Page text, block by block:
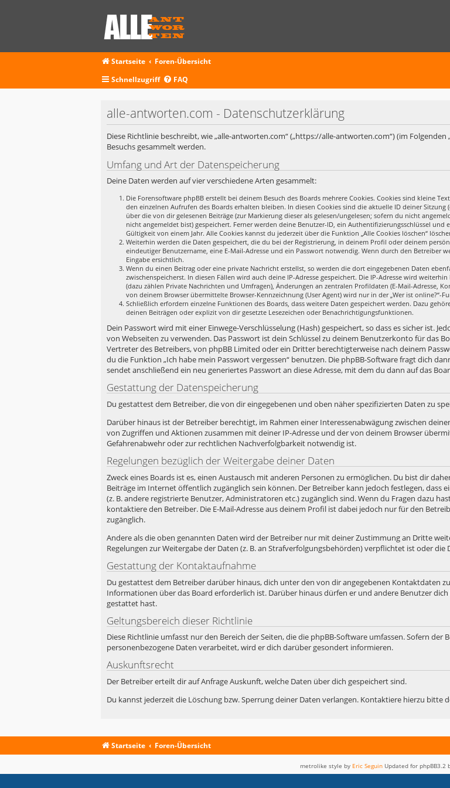
Startseite
Foren-Übersicht
Schnellzugriff
FAQ
alle-antworten.com - Datenschutzerklärung
Diese Richtlinie beschreibt, wie „alle-antworten.com“ („https://alle-antworten.com“) (im
Besuchs gesammelt werden.
Umfang und Art der Datenspeicherung
Deine Daten werden auf vier verschiedene Arten gesammelt:
Die Forensoftware phpBB erstellt bei deinem Besuch des Boards mehrere Cookies. Cookies sind kleine
den einzelnen Aufrufen des Boards erhalten bleiben. In diesen Cookies sind die aktuelle ID deiner
über die von dir gelesenen Beiträge (zur Markierung dieser als gelesen/ungelesen; sofern du nicht
nicht angemeldet bist) gespeichert. Ferner werden deine Benutzer-ID, ein Authentifizierungsschlüssel und
Gültigkeit von einem Jahr. Alle Cookies kannst du jederzeit über die Funktion „Alle Cookies löschen“
Weiterhin werden die Daten gespeichert, die du bei der Registrierung, in deinem Profil oder deinem
eindeutiger Benutzername, eine E-Mail-Adresse und ein Passwort notwendig. Wenn durch den Betreiber
Eingabe ersichtlich.
Wenn du einen Beitrag oder eine private Nachricht erstellst, so werden die dort eingegebenen Daten
zwischenspeicherst. In diesen Fällen wird auch deine IP-Adresse gespeichert. Die IP-Adresse wird
(dazu zählen Private Nachrichten und Umfragen), Änderungen an zentralen Profildaten (E-Mail-Adresse,
von deinem Browser übermittelte Browser-Kennzeichnung (User Agent) wird nur in der „Wer ist online?“-
Schließlich erfordern einzelne Funktionen des Boards, dass weitere Daten gespeichert werden. Dazu
deinen Beiträgen oder explizit von dir gesetzte Lesezeichen oder Benachrichtigungsfunktionen.
Dein Passwort wird mit einer Einwege-Verschlüsselung (Hash) gespeichert, so dass es sicher ist.
von Webseiten zu verwenden. Das Passwort ist dein Schlüssel zu deinem Benutzerkonto für das
Vertreter des Betreibers, von phpBB Limited oder ein Dritter berechtigterweise nach deinem
du die Funktion „Ich habe mein Passwort vergessen“ benutzen. Die phpBB-Software fragt dich
sendet anschließend ein neu generiertes Passwort an diese Adresse, mit dem du dann auf das
Gestattung der Datenspeicherung
Du gestattest dem Betreiber, die von dir eingegebenen und oben näher spezifizierten Daten zu
Darüber hinaus ist der Betreiber berechtigt, im Rahmen einer Interessenabwägung zwischen
von Zugriffen und Aktionen zusammen mit deiner IP-Adresse und der von deinem Browser
Gefahrenabwehr oder zur rechtlichen Nachverfolgbarkeit notwendig ist.
Regelungen bezüglich der Weitergabe deiner Daten
Zweck eines Boards ist es, einen Austausch mit anderen Personen zu ermöglichen. Du bist dir
Beiträge im Internet öffentlich zugänglich sein können. Der Betreiber kann jedoch festlegen,
(z. B. andere registrierte Benutzer, Administratoren etc.) zugänglich sind. Wenn du Fragen dazu
kontaktiere den Betreiber. Die E-Mail-Adresse aus deinem Profil ist dabei jedoch nur für den
zugänglich.
Andere als die oben genannten Daten wird der Betreiber nur mit deiner Zustimmung an Dritte
Regelungen zur Weitergabe der Daten (z. B. an Strafverfolgungsbehörden) verpflichtet ist oder
Gestattung der Kontaktaufnahme
Du gestattest dem Betreiber darüber hinaus, dich unter den von dir angegebenen Kontaktdaten
Informationen über das Board erforderlich ist. Darüber hinaus dürfen er und andere Benutzer
gestattet hast.
Geltungsbereich dieser Richtlinie
Diese Richtlinie umfasst nur den Bereich der Seiten, die die phpBB-Software umfassen. Sofern
personenbezogene Daten verarbeitet, wird er dich darüber gesondert informieren.
Auskunftsrecht
Der Betreiber erteilt dir auf Anfrage Auskunft, welche Daten über dich gespeichert sind.
Du kannst jederzeit die Löschung bzw. Sperrung deiner Daten verlangen. Kontaktiere hierzu bitte
Startseite Foren-Übersicht
metrolike style by Eric Seguin Updated for phpBB3.2
Powered byphpBB® Forum Software © phpBB